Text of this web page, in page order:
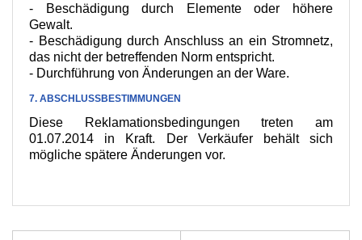
- Beschädigung durch Elemente oder höhere
Gewalt.
- Beschädigung durch Anschluss an ein Stromnetz,
das nicht der betreffenden Norm entspricht.
- Durchführung von Änderungen an der Ware.
7. ABSCHLUSSBESTIMMUNGEN
Diese Reklamationsbedingungen treten am
01.07.2014 in Kraft. Der Verkäufer behält sich
mögliche spätere Änderungen vor.